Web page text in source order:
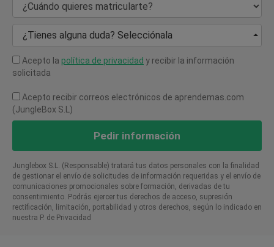
¿Cuándo quieres matricularte?
¿Tienes alguna duda? Selecciónala
Acepto la política de privacidad y recibir la información
solicitada
Acepto recibir correos electrónicos de aprendemas.com
(JungleBox S.L)
Pedir información
Junglebox S.L. (Responsable) tratará tus datos personales con la finalidad
de gestionar el envío de solicitudes de información requeridas y el envío de
comunicaciones promocionales sobre formación, derivadas de tu
consentimiento. Podrás ejercer tus derechos de acceso, supresión
rectificación, limitación, portabilidad y otros derechos, según lo indicado en
nuestra P. de Privacidad​